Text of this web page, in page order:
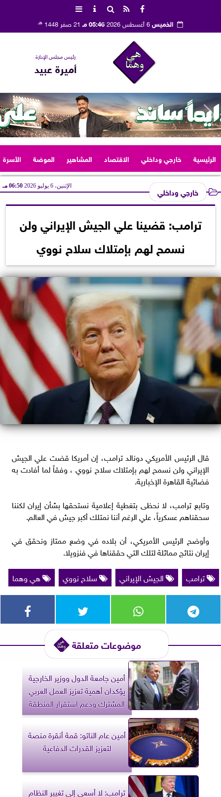
الخميس 05:46 مـ 21 صفر 1448 هـ
رئيس مجلس الإدارة
أميرة عبيد
الرئيسية خارجي وداخلي الاقتصاد المشاهير الموضة الأسرة
خارجي وداخلي الإثنين، 6 يوليو 2026 06:50 مـ
ترامب: قضينا علي الجيش الإيراني ولن
نسمح لهم بإمتلاك سلاح نووي
قال الرئيس الأمريكي دونالد ترامب، إن أمريكا قضت علي الجيش
الإيراني ولن نسمح لهم بإمتلاك سلاح نووي ، وفقاً لما أفادت به
فضائية القاهرة الإخبارية.
وتابع ترامب، لا نحظى بتغطية إعلامية نستحقها بشأن إيران لكننا
سحقناهم عسكرياً، علي الرغم أننا نمتلك أكبر جيش في العالم.
وأوضح الرئيس الأمريكي، أن بلاده في وضع ممتاز ونحقق في
إيران نتائج مماثلة لتلك التي حققناها في فنزويلا.
ترامب
الجيش الإيراني سلاح نووي هي وهما
موضوعات متعلقة
أمين جامعة الدول ووزير الخارجية
يؤكدان أهمية تعزيز العمل العربي
المشترك ودعم استقرار المنطقة
أمين عام الناتو: قمة أنقرة منصة
لتعزيز القدرات الدفاعية
ترامب: لا أسعى إلى تغيير النظام